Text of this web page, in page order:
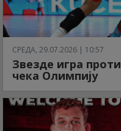
СРЕДА, 29.07.2026 | 10:57
Звезде игра
чека Олимпију